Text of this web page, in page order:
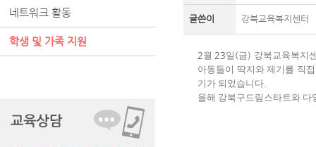
네트워크 활동
학생 및 가족 지원
글쓴이 강북교육복지센터
2월 23일 (금) 강북교육복지
아동들이 딱지와 제기를 직
기가 되었습니다
올해 강북구드림스타트와